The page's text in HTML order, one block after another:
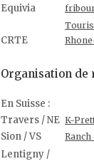
Equivia
CRTE
Organisation de
En Suisse :
Travers / NE K-
Sion / VS
Lentigny /